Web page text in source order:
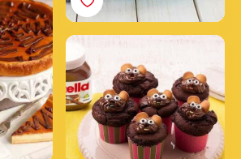
Mickey Mouse cupcakes s
nátierkou Nutella®